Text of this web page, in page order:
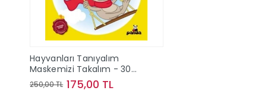
Hayvanları Tanıyalım
Maskemizi Takalım - 30
Sevimli Hayvan Maskesi
250,00 TL 175,00 TL